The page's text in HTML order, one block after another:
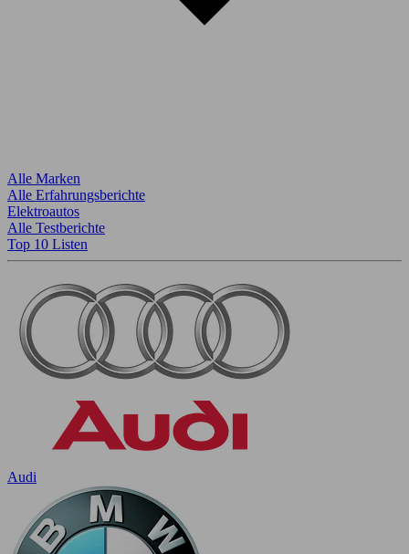
Alle Marken
Alle Erfahrungsberichte
Elektroautos
Alle Testberichte
Top 10 Listen
Audi